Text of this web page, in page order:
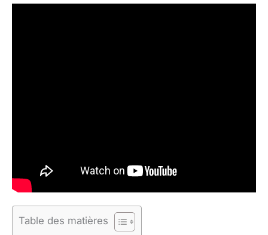
Table des matières